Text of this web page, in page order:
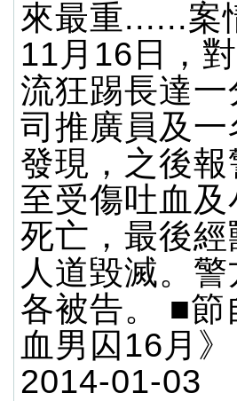
來最重......案
11月16日，
流狂踢長達
司推廣員及
發現，之後
至受傷吐血
死亡，最後
人道毀滅。
各被告。 ■
血男囚16月
2014-01-03